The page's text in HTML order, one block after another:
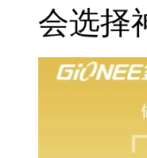
会选择